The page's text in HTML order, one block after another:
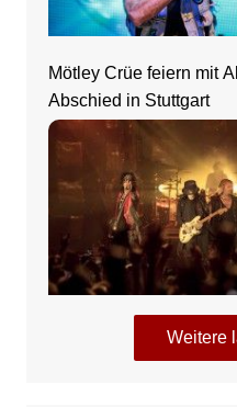
Mötley Crüe feiern mit
Abschied in Stuttgart
Weitere